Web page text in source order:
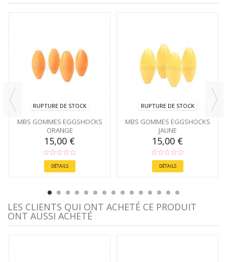
RUPTURE DE STOCK
MBS GOMMES EGGSHOCKS
ORANGE
15,00 €
DÉTAILS
RUPTURE DE STOCK
MBS GOMMES EGGSHOCKS
JAUNE
15,00 €
DÉTAILS
LES CLIENTS QUI ONT ACHETÉ CE PRODUIT
ONT AUSSI ACHETÉ